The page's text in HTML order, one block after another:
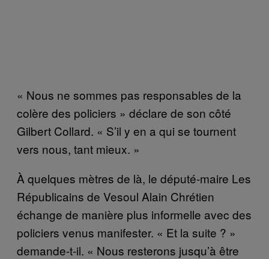
« Nous ne sommes pas responsables de la
colère des policiers » déclare de son côté
Gilbert Collard. « S’il y en a qui se tournent
vers nous, tant mieux. »
À quelques mètres de là, le député-maire Les
Républicains de Vesoul Alain Chrétien
échange de manière plus informelle avec des
policiers venus manifester. « Et la suite ? »
demande-t-il. « Nous resterons jusqu’à être